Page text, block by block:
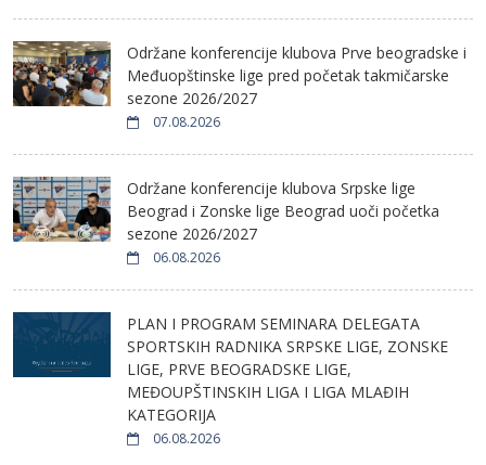
Održane konferencije klubova Prve beogradske i
Međuopštinske lige pred početak takmičarske
sezone 2026/2027
07.08.2026
Održane konferencije klubova Srpske lige
Beograd i Zonske lige Beograd uoči početka
sezone 2026/2027
06.08.2026
PLAN I PROGRAM SEMINARA DELEGATA
SPORTSKIH RADNIKA SRPSKE LIGE, ZONSKE
LIGE, PRVE BEOGRADSKE LIGE,
MEĐOUPŠTINSKIH LIGA I LIGA MLAĐIH
KATEGORIJA
06.08.2026